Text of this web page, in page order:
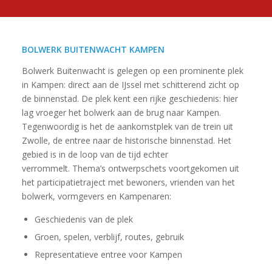
BOLWERK BUITENWACHT KAMPEN
Bolwerk Buitenwacht is gelegen op een prominente plek
in Kampen: direct aan de IJssel met schitterend zicht op
de binnenstad. De plek kent een rijke geschiedenis: hier
lag vroeger het bolwerk aan de brug naar Kampen.
Tegenwoordig is het de aankomstplek van de trein uit
Zwolle, de entree naar de historische binnenstad. Het
gebied is in de loop van de tijd echter
verrommelt. Thema’s ontwerpschets voortgekomen uit
het participatietraject met bewoners, vrienden van het
bolwerk, vormgevers en Kampenaren:
Geschiedenis van de plek
Groen, spelen, verblijf, routes, gebruik
Representatieve entree voor Kampen